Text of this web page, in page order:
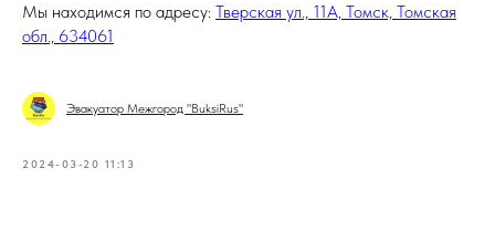
Мы находимся по адресу: Тверская ул., 11А, Томск, Томская
обл., 634061
Эвакуатор Межгород "BuksiRus"
2024-03-20 11:13